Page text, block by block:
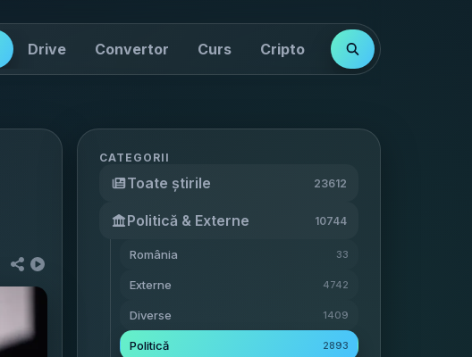
Drive Convertor Curs Cripto Cotații
CATEGORII
Toate știrile 23612
Politică & Externe 10744
România 33
Externe 4742
Diverse 1409
Politică 2893